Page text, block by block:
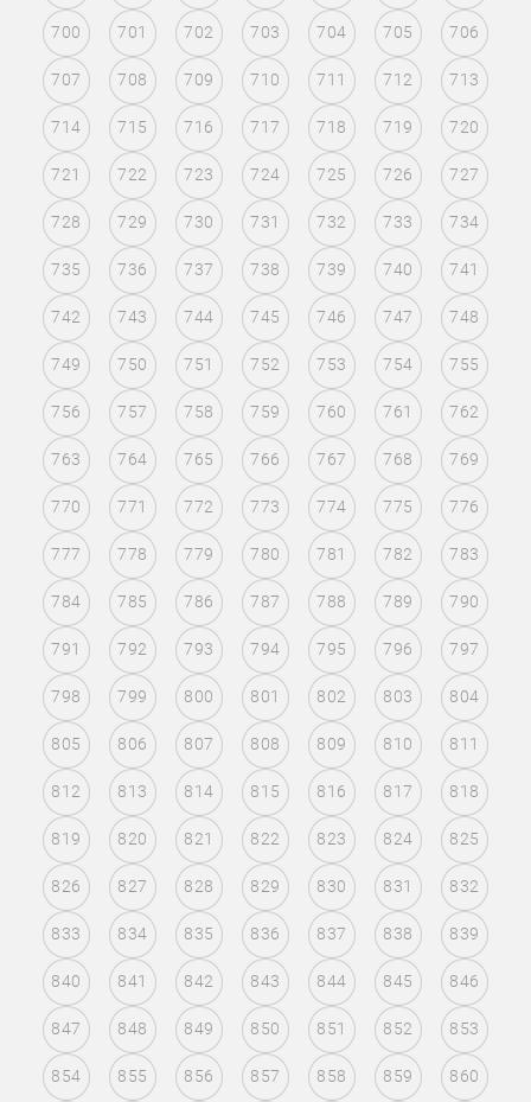
700 701 702 703 704 705 706
707 708 709 710 711 712 713
714 715 716 717 718 719 720
721 722 723 724 725 726 727
728 729 730 731 732 733 734
735 736 737 738 739 740 741
742 743 744 745 746 747 748
749 750 751 752 753 754 755
756 757 758 759 760 761 762
763 764 765 766 767 768 769
770 771 772 773 774 775 776
777 778 779 780 781 782 783
784 785 786 787 788 789 790
791 792 793 794 795 796 797
798 799 800 801 802 803 804
805 806 807 808 809 810 811
812 813 814 815 816 817 818
819 820 821 822 823 824 825
826 827 828 829 830 831 832
833 834 835 836 837 838 839
840 841 842 843 844 845 846
847 848 849 850 851 852 853
854 855 856 857 858 859 860